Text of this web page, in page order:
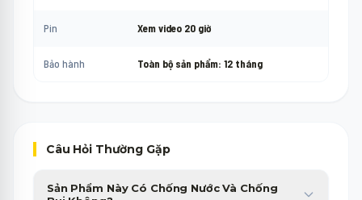
Pin Xem video 20 giờ
Bảo hành Toàn bộ sản phẩm: 12 tháng
Câu Hỏi Thường Gặp
Sản Phẩm Này Có Chống Nước Và Chống